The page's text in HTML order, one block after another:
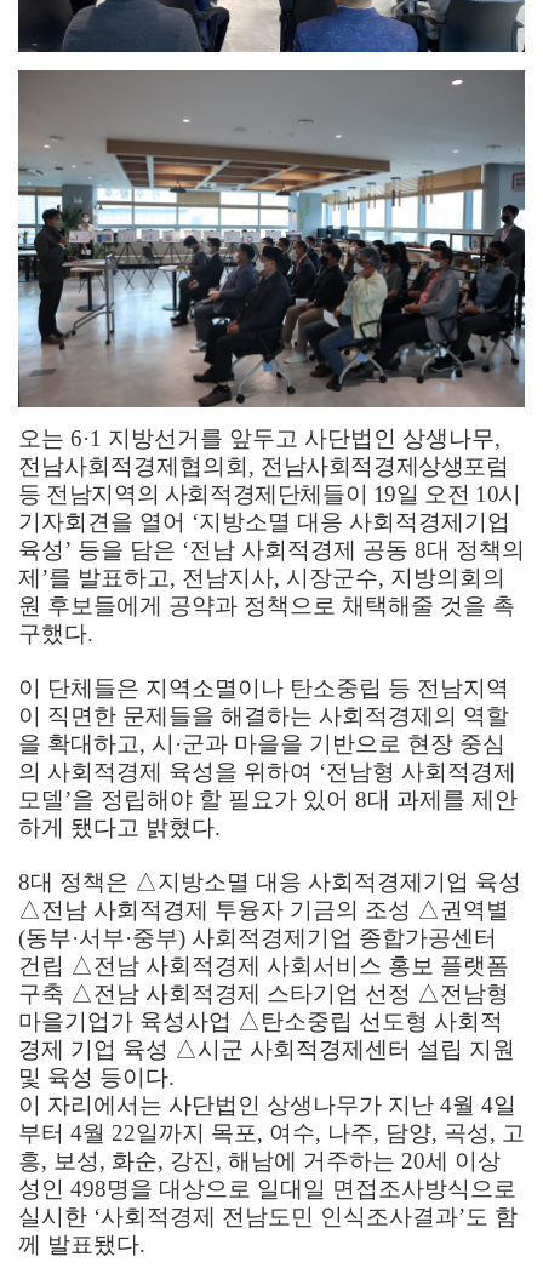
오는 6·1 지방선거를 앞두고 사단법인 상생나무,
전남사회적경제협의회 , 전남사회적경제상생포럼
등 전남지역의 사회적경제단체들이 19일 오전 10시
기자회견을 열어 ‘지방소멸 대응 사회적경제기업
육성’ 등을 담은 ‘전남 사회적경제 공동 8대 정책의
제 ’를 발표하고, 전남지사, 시장군수, 지방의회의
원 후보들에게 공약과 정책으로 채택해줄 것을 촉
구했다.
이 단체들은 지역소멸이나 탄소중립 등 전남지역
이 직면한 문제들을 해결하는 사회적경제의 역할
을 확대하고, 시 ·군과 마을을 기반으로 현장 중심
의 사회적경제 육성을 위하여 ‘전남형 사회적경제
모델’을 정립해야 할 필요가 있어 8대 과제를 제안
하게 됐다고 밝혔다.
8대 정책은 △지방소멸 대응 사회적경제기업 육성
△전남 사회적경제 투융자 기금의 조성 △권역별
(동부·서부·중부) 사회적경제기업 종합가공센터
건립 △전남 사회적경제 사회서비스 홍보 플랫폼
구축 △전남 사회적경제 스타기업 선정 △전남형
마을기업가 육성사업 △ 탄소중립 선도형 사회적
경제 기업 육성 △시군 사회적경제센터 설립 지원
및 육성 등이다.
이 자리에서는 사단법인 상생나무가 지난 4월 4일
부터 4월 22일까지 목포, 여수, 나주, 담양, 곡성, 고
흥, 보성, 화순, 강진, 해남에 거주하는 20세 이상
성인 498명을 대상으로 일대일 면접조사방식으로
실시한 ‘사회적경제 전남도민 인식조사결과’도 함
께 발표됐다.